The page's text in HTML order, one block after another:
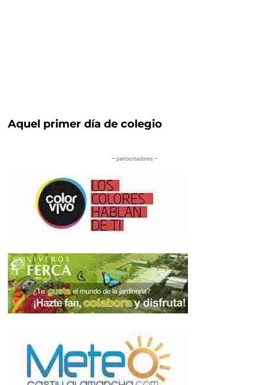
Aquel primer día de colegio
– patrocinadores –